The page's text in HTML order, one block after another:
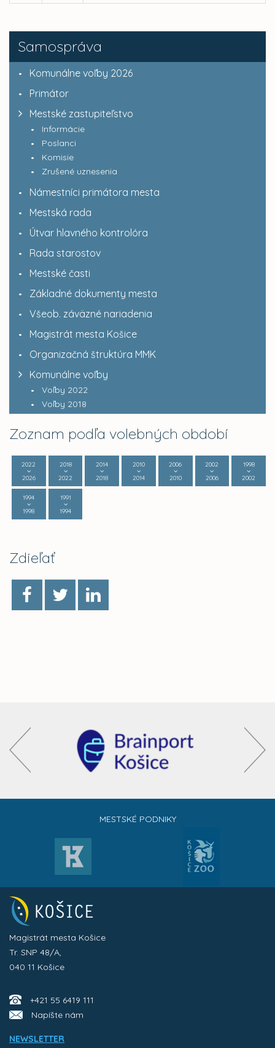
Samospráva
Komunálne voľby 2026
Primátor
Mestské zastupiteľstvo
Informácie
Poslanci
Komisie
Zrušené uznesenia
Námestníci primátora mesta
Mestská rada
Útvar hlavného kontrolóra
Rada starostov
Mestské časti
Základné dokumenty mesta
Všeob. záväzné nariadenia
Magistrát mesta Košice
Organizačná štruktúra MMK
Komunálne voľby
Voľby 2022
Voľby 2018
Zoznam podľa volebných období
2022
2026
2018
2022
2014
2018
2010
2014
2006
2010
2002
2006
1998
2002
1994
1998
1991
1994
Zdieľať
MESTSKÉ PODNIKY
Magistrát mesta Košice
Tr. SNP 48/A,
040 11 Košice
+421 55 6419 111
Napíšte nám
NEWSLETTER